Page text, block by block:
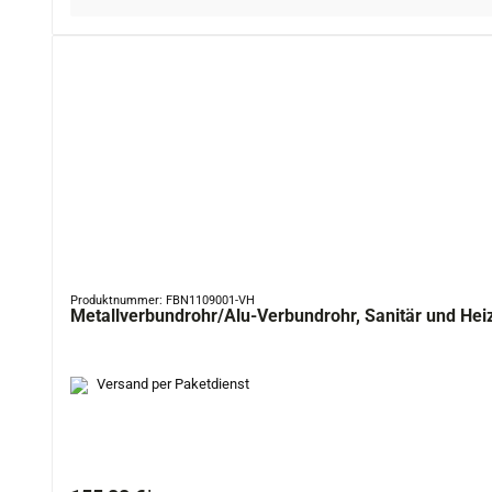
Produktnummer: FBN1109001-VH
Metallverbundrohr/Alu-Verbundrohr, Sanitär und
Versand per Paketdienst